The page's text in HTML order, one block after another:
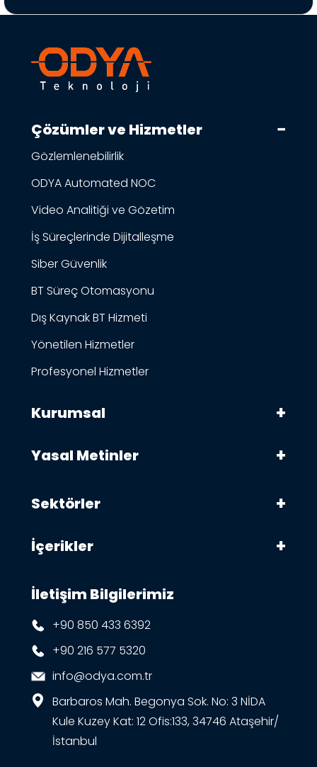
Çözümler ve Hizmetler
Gözlemlenebilirlik
ODYA Automated NOC
Video Analitiği ve Gözetim
İş Süreçlerinde Dijitalleşme
Siber Güvenlik
BT Süreç Otomasyonu
Dış Kaynak BT Hizmeti
Yönetilen Hizmetler
Profesyonel Hizmetler
Kurumsal
Yasal Metinler
Sektörler
İçerikler
İletişim Bilgilerimiz
+90 850 433 6392
+90 216 577 5320
info@odya.com.tr
Barbaros Mah. Begonya Sok. No: 3 NİDA
Kule Kuzey Kat: 12 Ofis:133, 34746 Ataşehir/
İstanbul